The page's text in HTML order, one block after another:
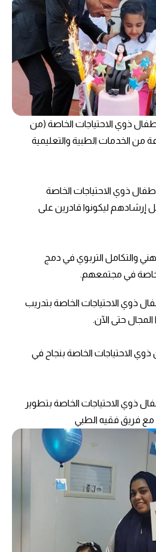
ذوي الاحتياجات الخاصة (من
مجموعة من الخدمات الطبية والتعليمية
ذوي الاحتياجات الخاصة
إرشادهم ليكونوا قادرين على
والتكامل التربوي في دمج
في مجتمعهم.
ذوي الاحتياجات الخاصة بتدريب
الاحتياجات الخاصة بنجاح في
ذوي الاحتياجات الخاصة بتطوير
مع فريق فقيه الطبي